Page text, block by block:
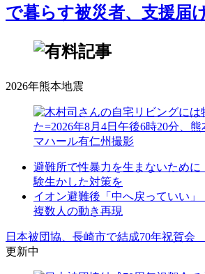
で暮らす被災者、支援届
2026年熊本地震
避難所で性暴力を生まないため
験生かした対策を
イオン避難後「中へ戻っていい
複数人の動き再現
日本被団協、長崎市で結成70年祝賀
更新中